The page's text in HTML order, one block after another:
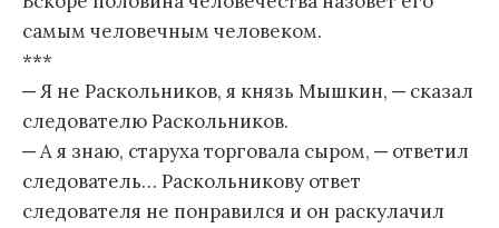
самым человечным человеком.
***
─ Я не Раскольников, я князь Мышкин, ─ сказал
следователю Раскольников.
─ А я знаю, старуха торговала сыром, ─ ответил
следователь… Раскольникову ответ
следователя не понравился и он раскулачил